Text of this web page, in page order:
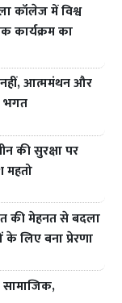
कॉलेज में विश्व
कार्यक्रम का
नहीं, आत्ममंथन और
भगत
की सुरक्षा पर
की मेहनत से बदला
लिए बना प्रेरणा